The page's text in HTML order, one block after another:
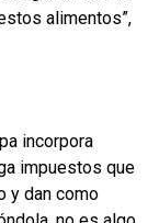
alimentos”,
incorpora
impuestos que
y dan como